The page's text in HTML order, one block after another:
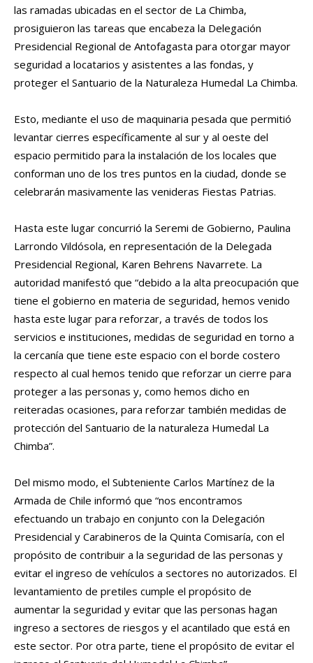
las ramadas ubicadas en el sector de La Chimba,
prosiguieron las tareas que encabeza la Delegación
Presidencial Regional de Antofagasta para otorgar mayor
seguridad a locatarios y asistentes a las fondas, y
proteger el Santuario de la Naturaleza Humedal La Chimba.
Esto, mediante el uso de maquinaria pesada que permitió
levantar cierres específicamente al sur y al oeste del
espacio permitido para la instalación de los locales que
conforman uno de los tres puntos en la ciudad, donde se
celebrarán masivamente las venideras Fiestas Patrias.
Hasta este lugar concurrió la Seremi de Gobierno, Paulina
Larrondo Vildósola, en representación de la Delegada
Presidencial Regional, Karen Behrens Navarrete. La
autoridad manifestó que “debido a la alta preocupación que
tiene el gobierno en materia de seguridad, hemos venido
hasta este lugar para reforzar, a través de todos los
servicios e instituciones, medidas de seguridad en torno a
la cercanía que tiene este espacio con el borde costero
respecto al cual hemos tenido que reforzar un cierre para
proteger a las personas y, como hemos dicho en
reiteradas ocasiones, para reforzar también medidas de
protección del Santuario de la naturaleza Humedal La
Chimba”.
Del mismo modo, el Subteniente Carlos Martínez de la
Armada de Chile informó que “nos encontramos
efectuando un trabajo en conjunto con la Delegación
Presidencial y Carabineros de la Quinta Comisaría, con el
propósito de contribuir a la seguridad de las personas y
evitar el ingreso de vehículos a sectores no autorizados. El
levantamiento de pretiles cumple el propósito de
aumentar la seguridad y evitar que las personas hagan
ingreso a sectores de riesgos y el acantilado que está en
este sector. Por otra parte, tiene el propósito de evitar el